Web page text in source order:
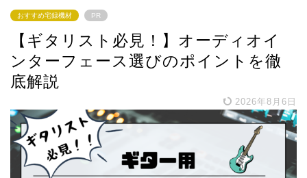
おすすめ宅録機材 PR
【ギタリスト必見！】オーディオイ
ンターフェース選びのポイントを徹
底解説
2026年8月6日